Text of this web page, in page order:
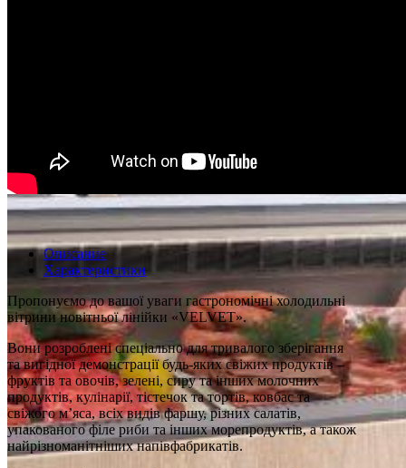
Описание
Характеристики
Пропонуємо до вашої уваги гастрономічні холодильні
вітрини новітньої лінійки «VELVET».
Вони розроблені спеціально для тривалого зберігання
та вигідної демонстрації будь-яких свіжих продуктів –
фруктів та овочів, зелені, сиру та інших молочних
продуктів, кулінарії, тістечок та тортів, ковбас та
свіжого м’яса, всіх видів фаршу, різних салатів,
упакованого філе риби та інших морепродуктів, а також
найрізноманітніших напівфабрикатів.